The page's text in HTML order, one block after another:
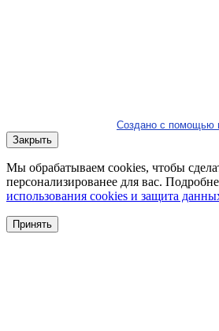
Создано с помощью
Закрыть
Мы обрабатываем cookies, чтобы
персонализированее для вас.
использования cookies и защита
Принять